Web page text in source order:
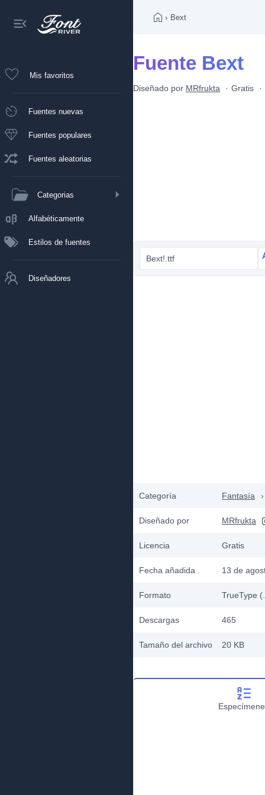
Mis favoritos
Fuentes nuevas
Fuentes populares
Fuentes aleatorias
Categorias
Alfabéticamente
Estilos de fuentes
Diseñadores
› Bext
Fuente Bext
Diseñado por MRfrukta Gratis
Bext!.ttf
Categoría Fantasía ›
Diseñado por MRfrukta
Licencia Gratis
Fecha añadida 13 de
Formato TrueType
Descargas 465
Tamaño del archivo 20 KB